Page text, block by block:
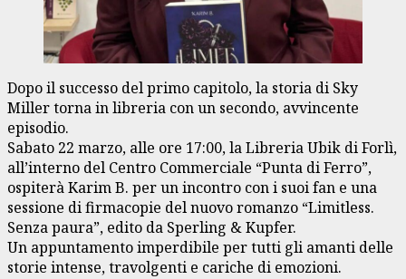
Dopo il successo del primo capitolo, la storia di Sky
Miller torna in libreria con un secondo, avvincente
episodio.
Sabato 22 marzo, alle ore 17:00, la Libreria Ubik di Forlì,
all’interno del Centro Commerciale “Punta di Ferro”,
ospiterà Karim B. per un incontro con i suoi fan e una
sessione di firmacopie del nuovo romanzo “Limitless.
Senza paura”, edito da Sperling & Kupfer.
Un appuntamento imperdibile per tutti gli amanti delle
storie intense, travolgenti e cariche di emozioni.